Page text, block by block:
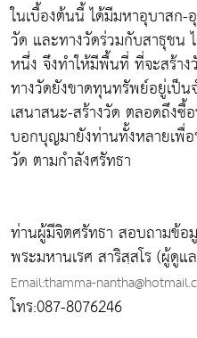
ในเบื้องต้นนี้ ได้มีมหาอุบาสก-
วัด และทางวัดร่วมกับสาธุชน
หนึ่ง จึงทำให้มีพื้นที่ ที่จะสร้าง
ทางวัดยังขาดทุนทรัพย์อยู่เป็น
เสนาสนะ-สร้างวัด ตลอดถึงซื้
บอกบุญมายังท่านทั้งหลายเพื่
วัด ตามกำลังศรัทธา
ท่านผู้มีจิตศรัทธา สอบถามข้อ
พระมหานเรศ สาริสฺสโร (ผู้ดูแ
Email:thamma-
โทร:087-8076246